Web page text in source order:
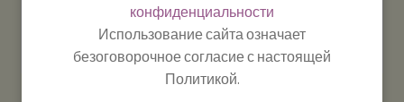
Полезная информация
Работаем:Пн-Пт:
10:00–18:00
-
Тел.|WA|Telegram:
+79029904090
конфиденциальности
Использование сайта означает
безоговорочное согласие с настоящей
Политикой.